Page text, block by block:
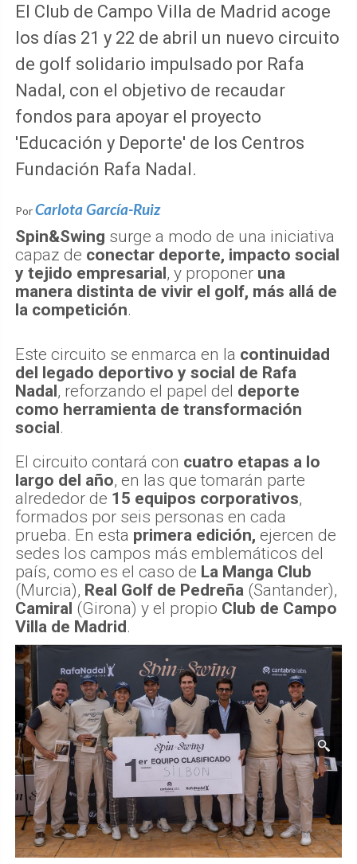
El Club de Campo Villa de Madrid acoge
los días 21 y 22 de abril un nuevo circuito
de golf solidario impulsado por Rafa
Nadal, con el objetivo de recaudar
fondos para apoyar el proyecto
'Educación y Deporte' de los Centros
Fundación Rafa Nadal.
PorCarlota García-Ruiz
Spin&Swing surge a modo de una iniciativa
capaz de conectar deporte, impacto social
y tejido empresarial, y proponer una
manera distinta de vivir el golf, más allá de
la competición.
Este circuito se enmarca en la continuidad
del legado deportivo y social de Rafa
Nadal, reforzando el papel del deporte
como herramienta de transformación
social.
El circuito contará con cuatro etapas a lo
largo del año, en las que tomarán parte
alrededor de 15 equipos corporativos,
formados por seis personas en cada
prueba. En esta primera edición, ejercen de
sedes los campos más emblemáticos del
país, como es el caso de La Manga Club
(Murcia), Real Golf de Pedreña (Santander),
Camiral (Girona) y el propio Club de Campo
Villa de Madrid.